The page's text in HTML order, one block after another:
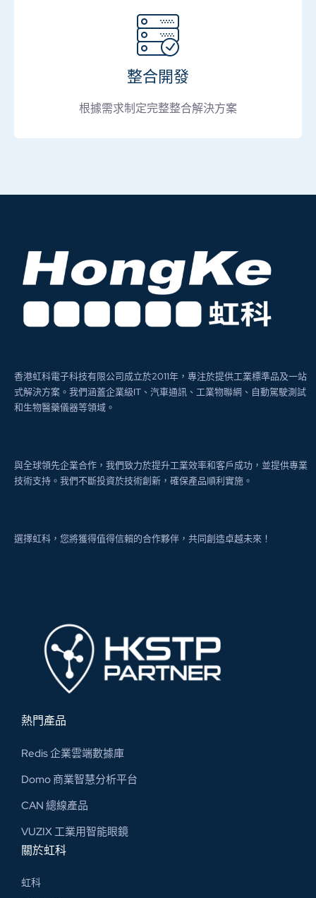
整合開發
根據需求制定完整整合解決方案
香港虹科電子科技有限公司成立於2011年，專注於提供工業標準品及一站
式解決方案。我們涵蓋企業級IT、汽車通訊、工業物聯網、自動駕駛測試
和生物醫藥儀器等領域。
與全球領先企業合作，我們致力於提升工業效率和客戶成功，並提供專業
技術支持。我們不斷投資於技術創新，確保產品順利實施。
選擇虹科，您將獲得值得信賴的合作夥伴，共同創造卓越未來！
熱門產品
Redis 企業雲端數據庫
Domo 商業智慧分析平台
CAN 總線​產品
VUZIX 工業用智能眼鏡
關於虹科
虹科